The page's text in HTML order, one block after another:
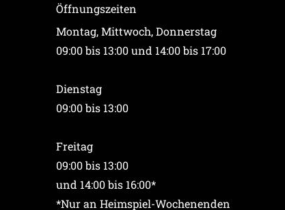
Öffnungszeiten
Montag, Mittwoch, Donnerstag
09:00 bis 13:00 und 14:00 bis 17:00
Dienstag
09:00 bis 13:00
Freitag
09:00 bis 13:00
und 14:00 bis 16:00*
*Nur an Heimspiel-Wochenenden